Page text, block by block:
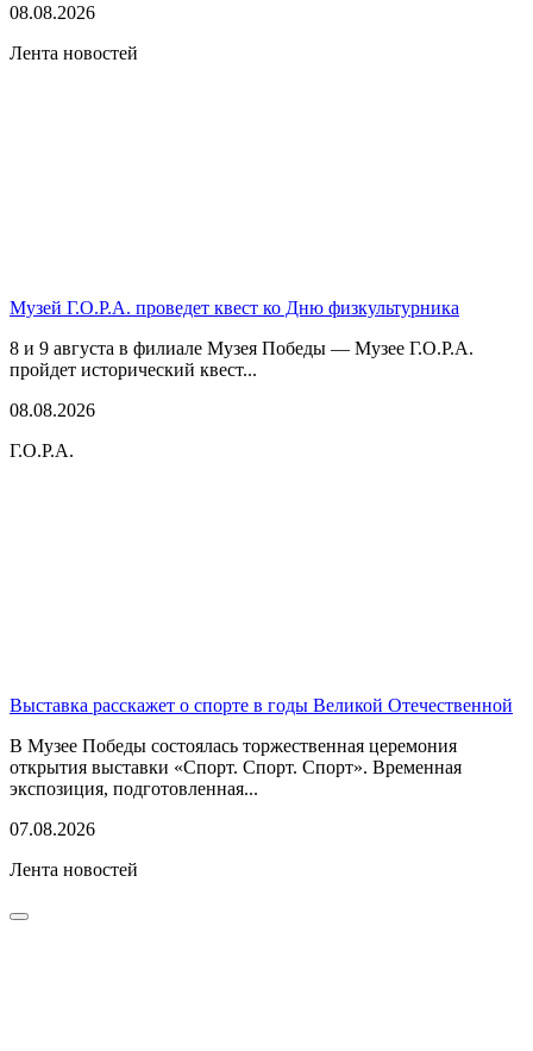
08.08.2026
Лента новостей
Музей Г.О.Р.А. проведет квест ко Дню физкультурника
8 и 9 августа в филиале Музея Победы — Музее Г.О.Р.А.
пройдет исторический квест...
08.08.2026
Г.О.Р.А.
Выставка расскажет о спорте в годы Великой Отечественной
В Музее Победы состоялась торжественная церемония
открытия выставки «Спорт. Спорт. Спорт». Временная
экспозиция, подготовленная...
07.08.2026
Лента новостей